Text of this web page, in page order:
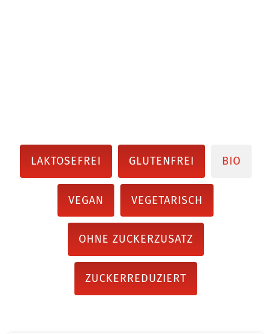
LAKTOSEFREI GLUTENFREI BIO
VEGAN VEGETARISCH
OHNE ZUCKERZUSATZ
ZUCKERREDUZIERT